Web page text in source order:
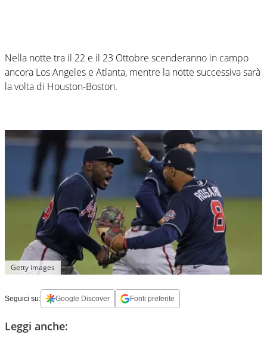
Nella notte tra il 22 e il 23 Ottobre scenderanno in campo
ancora Los Angeles e Atlanta, mentre la notte successiva sarà
la volta di Houston-Boston.
Getty images
Seguici su: Google Discover Fonti preferite
Leggi anche: